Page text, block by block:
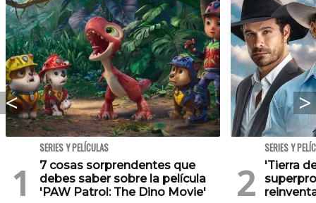
SERIES Y PELÍCULAS
7 cosas sorprendentes que
debes saber sobre la película
'PAW Patrol: The Dino Movie'
SERIES Y
'Tierra